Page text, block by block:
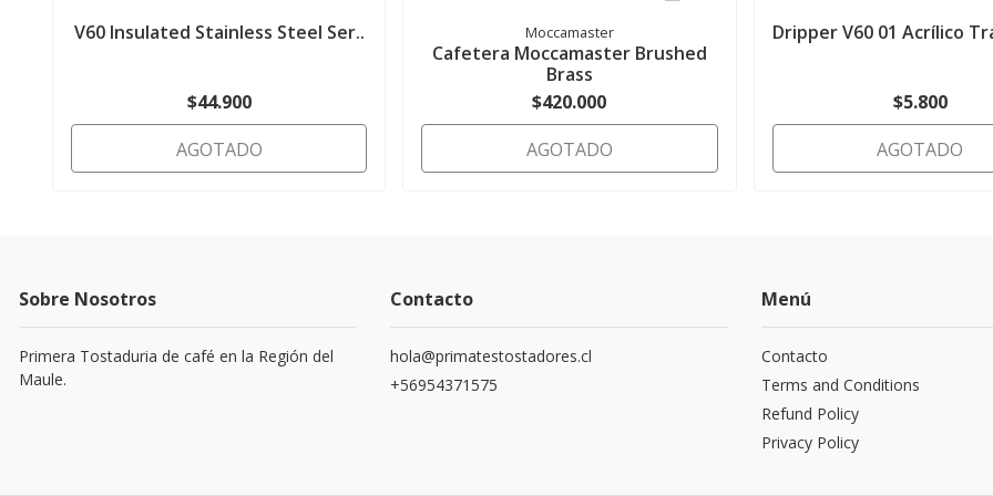
V60 Insulated Stainless Steel Ser..
$44.900
AGOTADO
Moccamaster
Cafetera Moccamaster Brushed
Brass
$420.000
AGOTADO
Dripper V60 01 Acrílico
$5.800
AGOTADO
Sobre Nosotros
Primera Tostaduria de café en la Región del
Maule.
Contacto
hola@primatestostadores.cl
+56954371575
Menú
Contacto
Terms and Conditions
Refund Policy
Privacy Policy